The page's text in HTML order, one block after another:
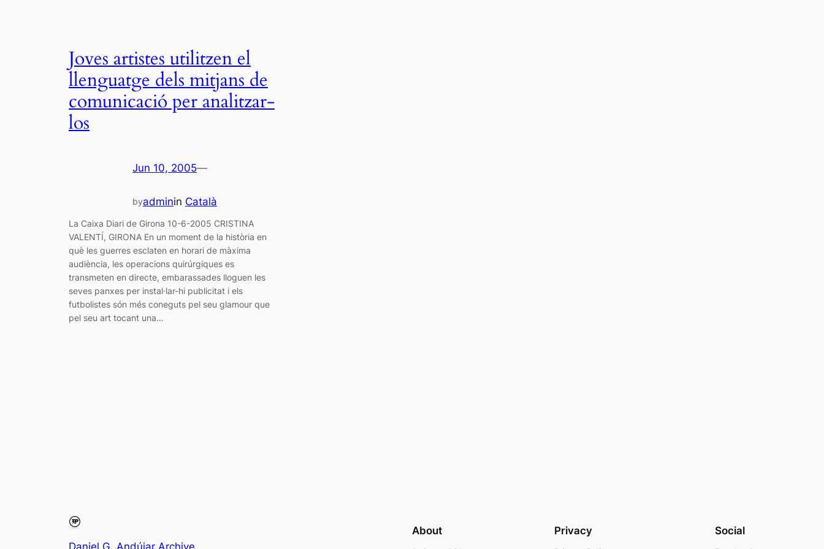
Joves artistes utilitzen el
llenguatge dels mitjans de
comunicació per analitzar-
los
Jun 10, 2005—
byadminin Català
La Caixa Diari de Girona 10-6-2005 CRISTINA
VALENTÍ, GIRONA En un moment de la història en
què les guerres esclaten en horari de màxima
audiència, les operacions quirúrgiques es
transmeten en directe, embarassades lloguen les
seves panxes per instal·lar-hi publicitat i els
futbolistes són més coneguts pel seu glamour que
pel seu art tocant una…
About Privacy Social